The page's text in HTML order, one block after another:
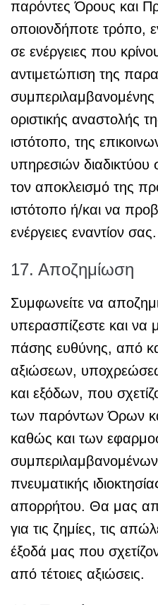
παρόντες Όρους και
οποιονδήποτε τρόπο,
σε ενέργειες που
αντιμετώπιση της
οριστικής αναστολής
ιστότοπο, της
υπηρεσιών
τον αποκλεισμό της
ιστότοπο ή/και να
ενέργειες εναντίον σας.
17. Αποζημίωση
Συμφωνείτε να
υπερασπίζεστε και να
πάσης ευθύνης, από
αξιώσεων,
και εξόδων, που
των παρόντων Όρων
καθώς και των
πνευματικής
απορρήτου. Θα μας
για τις ζημίες, τις
έξοδά μας που
από τέτοιες αξιώσεις.